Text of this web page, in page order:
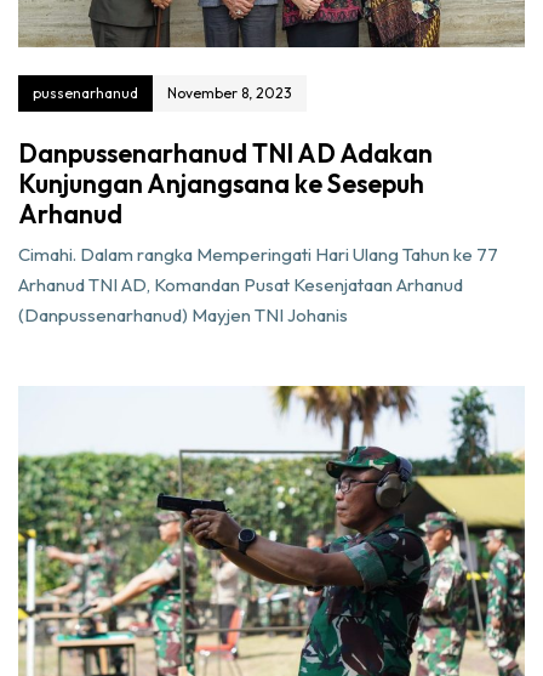
pussenarhanud November 8, 2023
Danpussenarhanud TNI AD Adakan
Kunjungan Anjangsana ke Sesepuh
Arhanud
Cimahi. Dalam rangka Memperingati Hari Ulang Tahun ke 77
Arhanud TNI AD, Komandan Pusat Kesenjataan Arhanud
(Danpussenarhanud) Mayjen TNI Johanis